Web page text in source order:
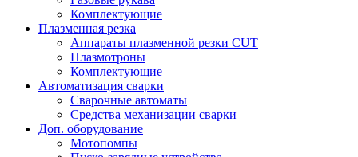
Комплектующие
Плазменная резка
Аппараты плазменной резки CUT
Плазмотроны
Комплектующие
Автоматизация сварки
Сварочные автоматы
Средства механизации сварки
Доп. оборудование
Мотопомпы